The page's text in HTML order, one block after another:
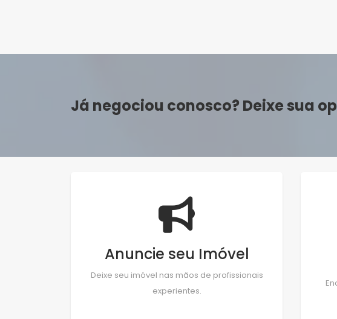
Já negociou conosco? Deixe sua
Anuncie seu Imóvel
Deixe seu imóvel nas mãos de profissionais
experientes.